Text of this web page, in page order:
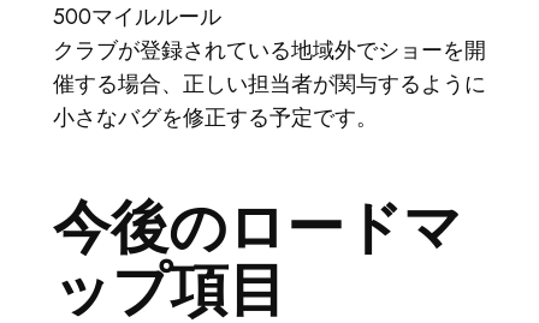
500マイルルール
クラブが登録されている地域外でショーを開
催する場合、正しい担当者が関与するように
小さなバグを修正する予定です。
今後のロードマ
ップ項目